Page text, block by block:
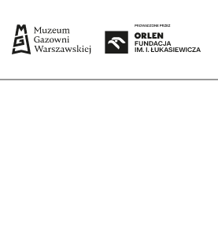
Eksponat miesiąca